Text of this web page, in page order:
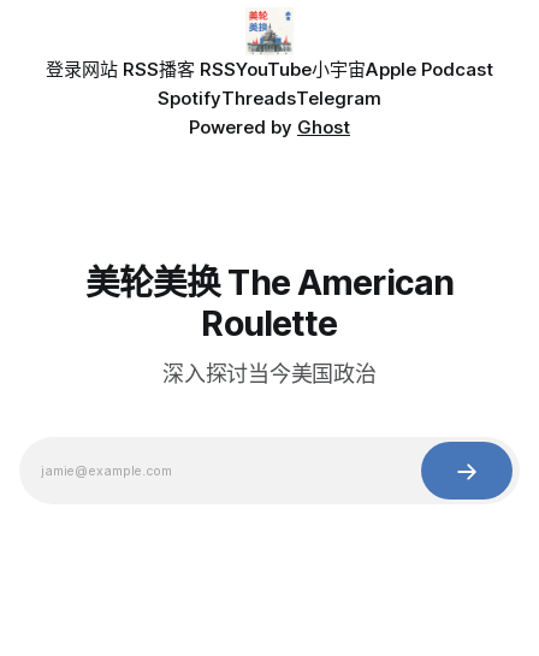
登录网站 RSS播客 RSSYouTube小宇宙Apple Podcast
SpotifyThreadsTelegram
Powered by Ghost
美轮美换 The American
Roulette
深入探讨当今美国政治